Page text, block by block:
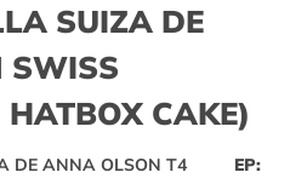
SUIZA DE
SWISS
HATBOX CAKE)
DE ANNA OLSON T4 EP: